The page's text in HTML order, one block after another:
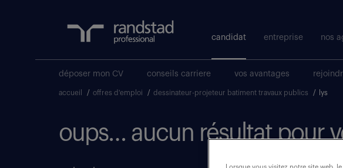
candidat entreprise nos
déposer mon CV conseils carriere vos avantages
accueil / offres d'emploi / dessinateur-projeteur batiment travaux publics / lys
oups… aucun résultat pour